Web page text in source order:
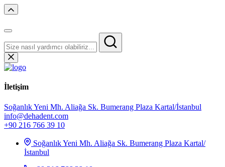
İletişim
Soğanlık Yeni Mh. Aliağa Sk. Bumerang Plaza Kartal/İstanbul
info@dehadent.com
+90 216 766 39 10
Soğanlık Yeni Mh. Aliağa Sk. Bumerang Plaza Kartal/
İstanbul